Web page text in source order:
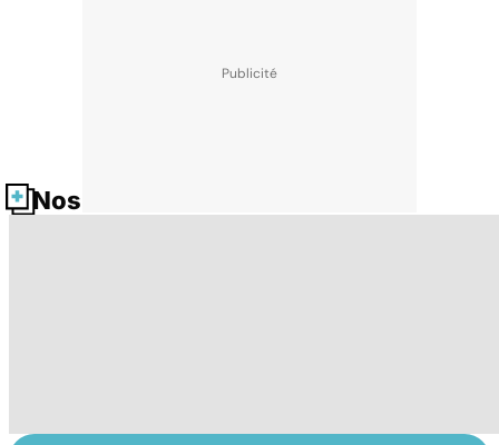
Nos fiches santé